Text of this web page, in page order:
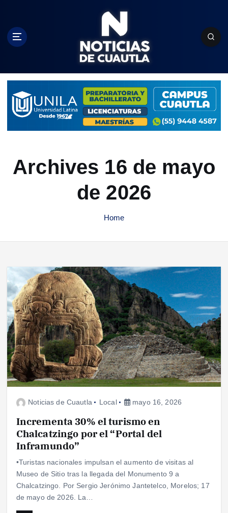
c
Archives 16 de mayo
de 2026
Home
Noticias de Cuautla Local mayo 16, 2026
Incrementa 30% el turismo en
Chalcatzingo por el “Portal del
Inframundo”
•Turistas nacionales impulsan el aumento de visitas al
Museo de Sitio tras la llegada del Monumento 9 a
Chalcatzingo. Por Sergio Jerónimo Jantetelco, Morelos; 17
de mayo de 2026. La…